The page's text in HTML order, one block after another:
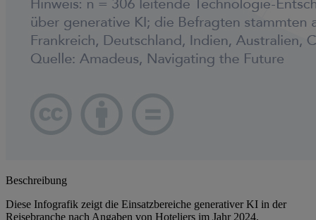
Beschreibung
Diese Infografik zeigt die Einsatzbereiche generativer KI in der
Reisebranche nach Angaben von Hoteliers im Jahr 2024.